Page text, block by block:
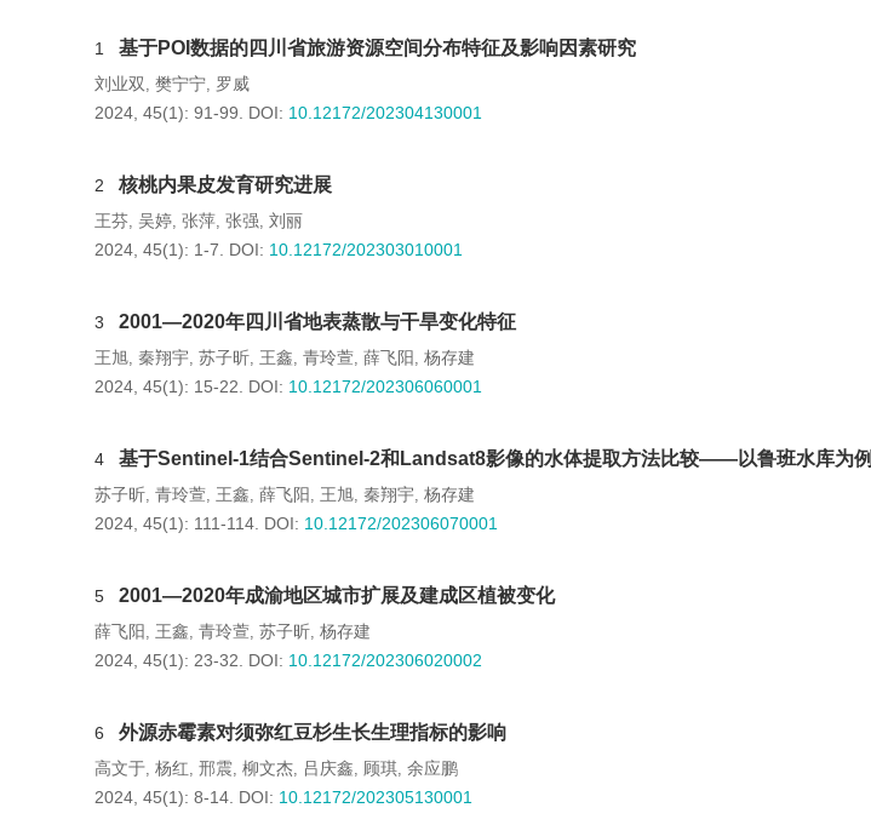
1 基于POI数据的四川省旅游资源空间分布特征及影响因素研究
刘业双 , 樊宁宁, 罗威
2024, 45(1): 91-99.
DOI: 10.12172/202304130001
2 核桃内果皮发育研究进展
王芬, 吴婷, 张萍, 张强, 刘丽
2024, 45(1): 1-7.
DOI: 10.12172/202303010001
3 2001—2020年四川省地表蒸散与干旱变化特征
王旭, 秦翔宇, 苏子昕, 王鑫, 青玲萱, 薛飞阳, 杨存建
2024, 45(1): 15-22.
DOI: 10.12172/202306060001
4 基于Sentinel-1结合Sentinel-2和Landsat8影像的水体提取方法比较——以鲁班水库为例
苏子昕, 青玲萱, 王鑫, 薛飞阳, 王旭, 秦翔宇, 杨存建
2024, 45(1): 111-114. DOI: 10.12172/202306070001
5 2001—2020年成渝地区城市扩展及建成区植被变化
薛飞阳, 王鑫, 青玲萱, 苏子昕, 杨存建
2024, 45(1): 23-32.
DOI: 10.12172/202306020002
6 外源赤霉素对须弥红豆杉生长生理指标的影响
高文于, 杨红, 邢震, 柳文杰, 吕庆鑫, 顾琪, 余应鹏
2024, 45(1): 8-14. DOI: 10.12172/202305130001